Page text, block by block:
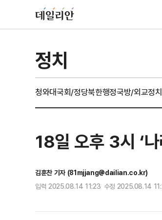
정치
청와대국회/정당북한행정국방/외교정
18일 오후 3시 ‘
김훈찬 기자 (81mjjang@dailian.co.kr)
입력 2025.08.14 11:23 수정 2025.08.14